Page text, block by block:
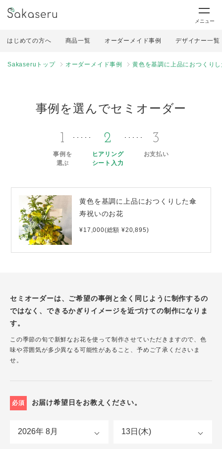
メニュー
はじめての方へ 商品一覧 オーダーメイド事例 デザイナー一覧
Sakaseruトップ オーダーメイド事例 黄色を基調に上品におつくり
事例を選んでセミオーダー
1
事例を
選ぶ
2
ヒアリング
シート入力
3
お支払い
黄色を基調に上品におつくりした傘
寿祝いのお花
¥17,000(総額 ¥20,895)
セミオーダーは、ご希望の事例と全く同じように制作するの
ではなく、できるかぎりイメージを近づけての制作になりま
す。
この季節の旬で新鮮なお花を使って制作させていただきますので、色
味や雰囲気が多少異なる可能性があること、予めご了承くださいま
せ。
必須 お届け希望日をお教えください。